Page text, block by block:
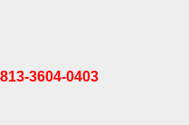
3604-0403